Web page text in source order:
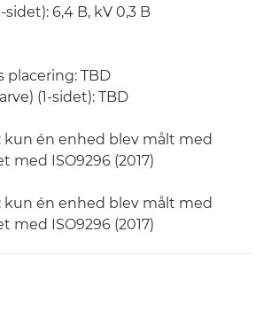
6,4 B, kV 0,3 B
TBD
(1-sidet): TBD
kun én enhed blev målt med
med ISO9296 (2017)
kun én enhed blev målt med
med ISO9296 (2017)